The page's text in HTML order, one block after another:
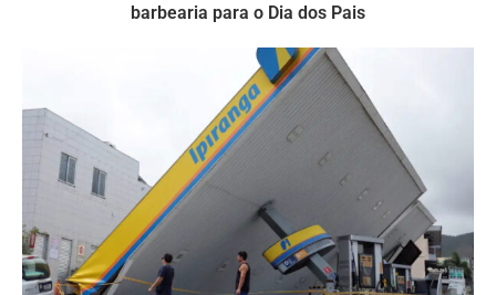
barbearia para o Dia dos Pais